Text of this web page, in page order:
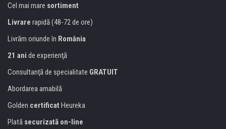
Cel mai mare sortiment
Livrare rapidă (48-72 de ore)
Livrăm oriunde în România
21 ani de experienţă
Consultanţă de specialitate GRATUIT
Abordarea amabilă
Golden certificat Heureka
Plată securizată on-line